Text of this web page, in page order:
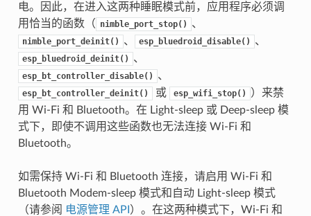
电。因此，在进入这两种睡眠模式前，应用程序必须调
用恰当的函数（
nimble_port_stop() 、
nimble_port_deinit() 、 esp_bluedroid_disable() 、
esp_bluedroid_deinit() 、
esp_bt_controller_disable() 、
esp_bt_controller_deinit() 或 esp_wifi_stop()
）来禁
用 Wi-Fi 和 Bluetooth。在 Light-sleep 或 Deep-sleep 模
式下，即使不调用这些函数也无法连接 Wi-Fi 和
Bluetooth。
如需保持 Wi-Fi 和 Bluetooth 连接，请启用 Wi-Fi 和
Bluetooth Modem-sleep 模式和自动 Light-sleep 模式
（请参阅 电源管理 API ）。在这两种模式下，Wi-Fi 和